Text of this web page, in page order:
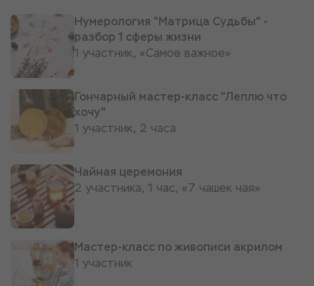
Нумерология "Матрица Судьбы" -
разбор 1 сферы жизни
1 участник, «Самое важное»
Гончарный мастер-класс "Леплю что
хочу"
1 участник, 2 часа
Чайная церемония
2 участника, 1 час, «7 чашек чая»
Мастер-класс по живописи акрилом
1 участник